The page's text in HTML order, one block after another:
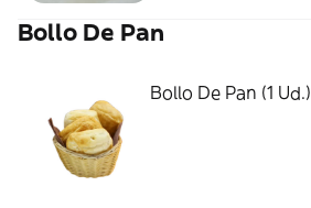
Bollo De Pan
Bollo De Pan (1 Ud.)